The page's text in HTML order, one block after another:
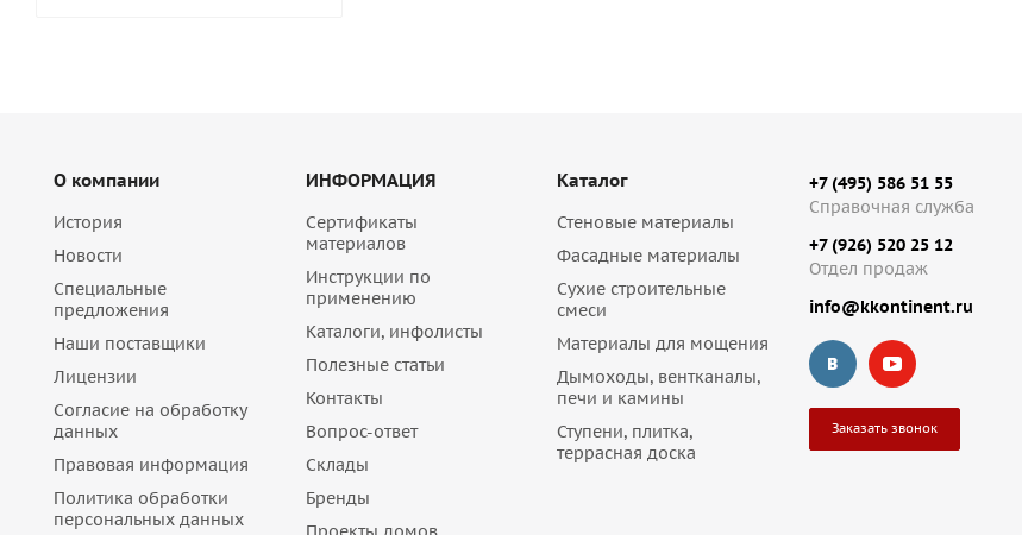
О компании
История
Новости
Специальные
предложения
Наши поставщики
Лицензии
Согласие на обработку
данных
Правовая информация
Политика обработки
персональных данных
ИНФОРМАЦИЯ
Сертификаты
материалов
Инструкции по
применению
Каталоги, инфолисты
Полезные статьи
Контакты
Вопрос-ответ
Склады
Бренды
Каталог
Стеновые материалы
Фасадные материалы
Сухие строительные
смеси
Материалы для мощения
Дымоходы, вентканалы,
печи и камины
Ступени, плитка,
террасная доска
+7 (495) 586 51 55
Справочная служба
+7 (926) 520 25 12
Отдел продаж
info@kkontinent.ru
Заказать звонок